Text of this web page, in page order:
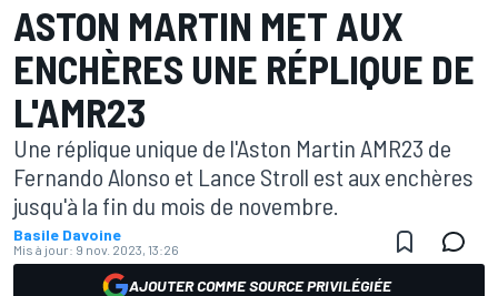
ASTON MARTIN MET AUX
ENCHÈRES UNE RÉPLIQUE DE
L'AMR23
Une réplique unique de l'Aston Martin AMR23 de
Fernando Alonso et Lance Stroll est aux enchères
jusqu'à la fin du mois de novembre.
Basile Davoine
Mis à jour: 9 nov. 2023, 13:26
AJOUTER COMME SOURCE PRIVILÉGIÉE